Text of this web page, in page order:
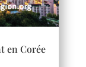
en Corée